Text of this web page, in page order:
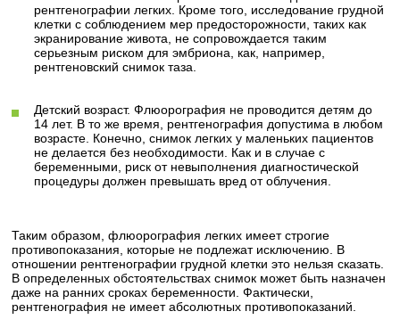
рентгенографии легких. Кроме того, исследование грудной
клетки с соблюдением мер предосторожности, таких как
экранирование живота, не сопровождается таким
серьезным риском для эмбриона, как, например,
рентгеновский снимок таза.
Детский возраст. Флюорография не проводится детям до
14 лет. В то же время, рентгенография допустима в любом
возрасте. Конечно, снимок легких у маленьких пациентов
не делается без необходимости. Как и в случае с
беременными, риск от невыполнения диагностической
процедуры должен превышать вред от облучения.
Таким образом, флюорография легких имеет строгие
противопоказания, которые не подлежат исключению. В
отношении рентгенографии грудной клетки это нельзя сказать.
В определенных обстоятельствах снимок может быть назначен
даже на ранних сроках беременности. Фактически,
рентгенография не имеет абсолютных противопоказаний.